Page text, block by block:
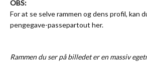
OBS:
For at se selve rammen og dens profil, kan
pengegave-passepartout her.
Rammen du ser på billedet er en massiv